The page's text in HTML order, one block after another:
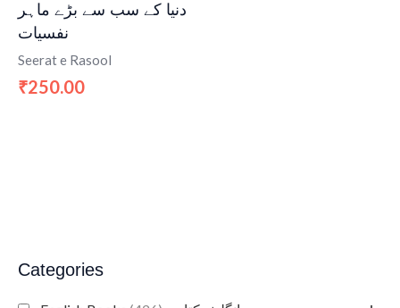
Categories
دنیا کے سب سے بڑے ماہر
نفسیات
Seerat e Rasool
₹250.00